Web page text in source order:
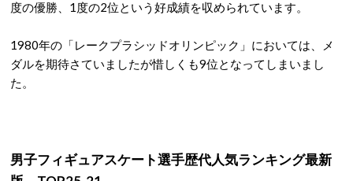
度の優勝、1度の2位という好成績を収められています。
1980年の「レークプラシッドオリンピック」においては、メ
ダルを期待さていましたが惜しくも9位となってしまいまし
た。
男子フィギュアスケート選手歴代人気ランキング最新